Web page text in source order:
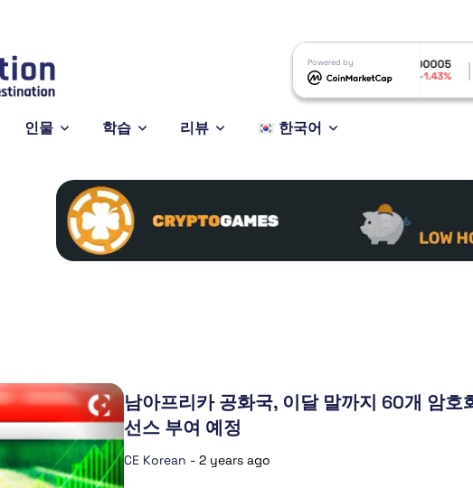
Powered by
$73.76
0.64%
Shiba Inu $0.000005
SHIB -1.43%
인물 학습 리뷰 한국어
남아프리카 공화국, 이달 말까지 60개 암호
선스 부여 예정
CE Korean - 2 years ago